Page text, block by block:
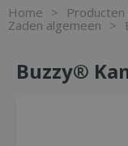
Home > Producten
Zaden algemeen >
Buzzy®